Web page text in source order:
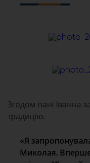
Згодом пані Іванна
традицію.
«Я
Миколая. Вперше